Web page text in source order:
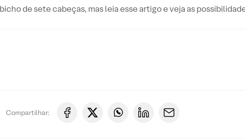
de sete cabeças, mas leia esse artigo e veja as
Compartilhar: